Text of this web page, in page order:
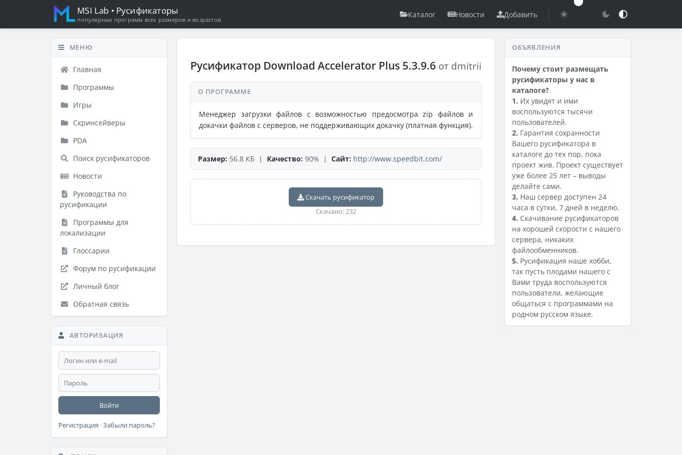
MSI Lab • Русификаторы
популярных программ всех размеров и возрастов
Каталог Новости Добавить
МЕНЮ
Главная
Программы
Игры
Скринсейверы
PDA
Поиск русификаторов
Новости
Руководства по
русификации
Программы для
локализации
Глоссарии
Форум по русификации
Личный блог
Обратная связь
АВТОРИЗАЦИЯ
Войти
Регистрация ·Забыли пароль?
Русификатор Download Accelerator Plus 5.3.9.6 от dmitrii
О ПРОГРАММЕ
Менеджер загрузки файлов с возможностью предосмотра zip файлов и
докачки файлов с серверов, не поддерживающих докачку (платная функция).
Размер: 56.8 КБ | Качество: 90% | Сайт: http://www.speedbit.com/
Скачать русификатор
Скачано: 232
ОБЪЯВЛЕНИЯ
Почему стоит размещать
русификаторы у нас в
каталоге?
1. Их увидят и ими
воспользуются тысячи
пользователей.
2. Гарантия сохранности
Вашего русификатора в
каталоге до тех пор, пока
проект жив. Проект существует
уже более 25 лет – выводы
делайте сами.
3. Наш сервер доступен 24
часа в сутки, 7 дней в неделю.
4. Скачивание русификаторов
на хорошей скорости с нашего
сервера, никаких
файлообменников.
5. Русификация наше хобби,
так пусть плодами нашего с
Вами труда воспользуются
пользователи, желающие
общаться с программами на
родном русском языке.